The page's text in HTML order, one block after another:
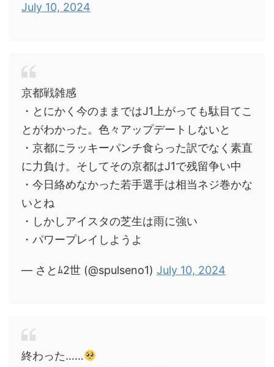
July 10, 2024
京都戦雑感
・とにかく今のままではJ1上がっても駄目てこ
とがわかった。色々アップデートしないと
・京都にラッキーパンチ食らった訳でなく素直
に力負け。そしてその京都はJ1で残留争い中
・今日絡めなかった若手選手は相当ネジ巻かな
いとね
・しかしアイスタの芝生は雨に強い
・パワープレイしようよ
— さとﾑ2世 (@spulseno1) July 10, 2024
終わった……